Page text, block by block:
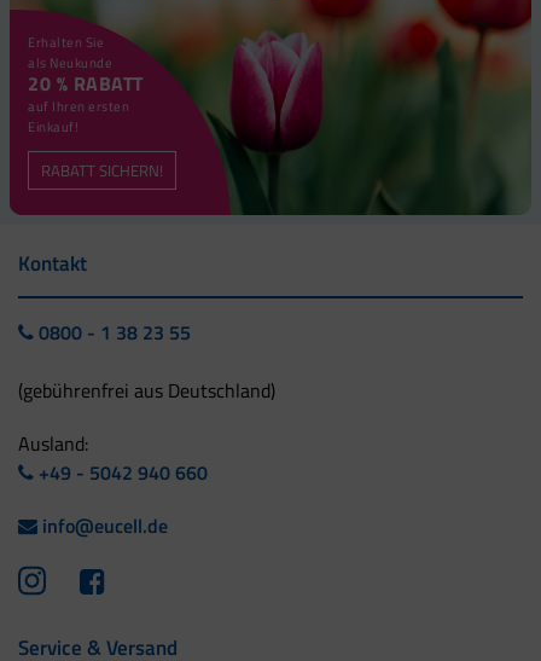
Erhalten Sie
als Neukunde
20 % RABATT
auf Ihren ersten
Einkauf!
RABATT SICHERN!
Kontakt
0800 - 1 38 23 55
(gebührenfrei aus Deutschland)
Ausland:
+49 - 5042 940 660
info@eucell.de
Service & Versand